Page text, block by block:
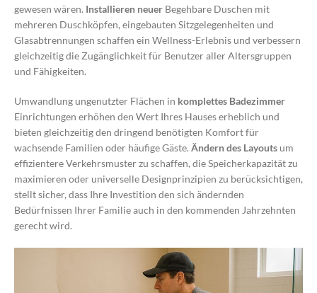
gewesen wären. Installieren neuer Begehbare Duschen mit
mehreren Duschköpfen, eingebauten Sitzgelegenheiten und
Glasabtrennungen schaffen ein Wellness-Erlebnis und verbessern
gleichzeitig die Zugänglichkeit für Benutzer aller Altersgruppen
und Fähigkeiten.
Umwandlung ungenutzter Flächen in komplettes Badezimmer
Einrichtungen erhöhen den Wert Ihres Hauses erheblich und
bieten gleichzeitig den dringend benötigten Komfort für
wachsende Familien oder häufige Gäste. Ändern des Layouts um
effizientere Verkehrsmuster zu schaffen, die Speicherkapazität zu
maximieren oder universelle Designprinzipien zu berücksichtigen,
stellt sicher, dass Ihre Investition den sich ändernden
Bedürfnissen Ihrer Familie auch in den kommenden Jahrzehnten
gerecht wird.